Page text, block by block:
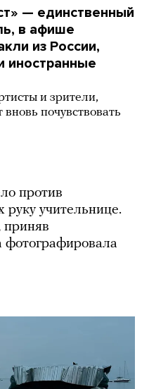
— единственный
в афише
из России,
иностранные
и зрители,
почувствовать
против
учительнице.
приняв
фотографировала